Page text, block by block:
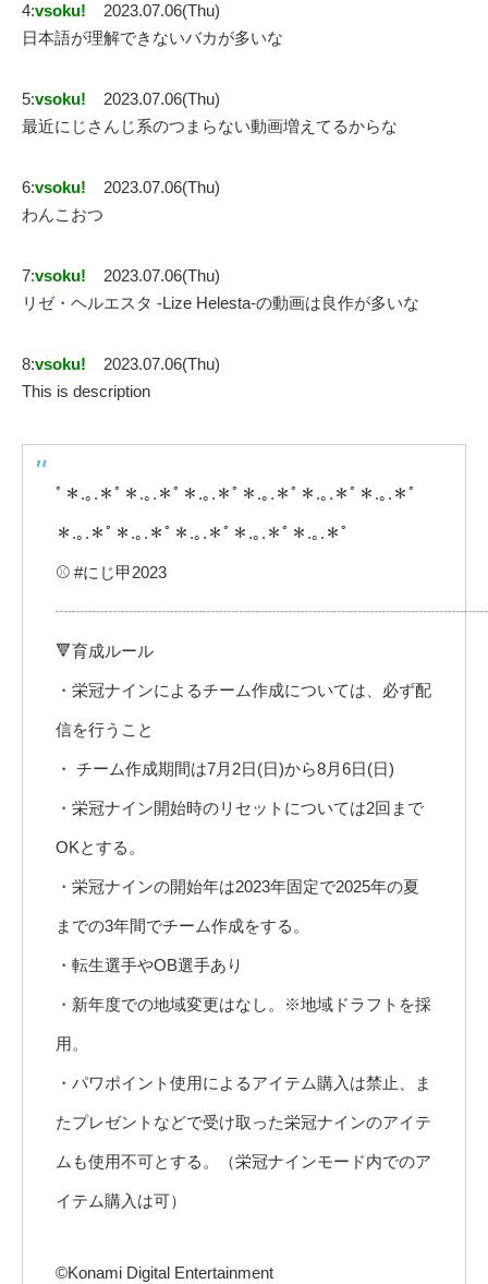
4:vsoku!
2023.07.06(Thu)
日本語が理解できないバカが多いな
5:vsoku!
2023.07.06(Thu)
最近にじさんじ系のつまらない動画増えてるからな
6:vsoku!
2023.07.06(Thu)
わんこおつ
7:vsoku!
2023.07.06(Thu)
リゼ・ヘルエスタ -Lize Helesta-の動画は良作が多いな
8:vsoku!
2023.07.06(Thu)
This is description
ﾟ＊.｡.＊ﾟ＊.｡.＊ﾟ＊.｡.＊ﾟ＊.｡.＊ﾟ＊.｡.＊ﾟ＊.｡.＊ﾟ
＊.｡.＊ﾟ＊.｡.＊ﾟ＊.｡.＊ﾟ＊.｡.＊ﾟ＊.｡.＊ﾟ
⚾ #にじ甲2023
🔻育成ルール
・栄冠ナインによるチーム作成については、必ず配
信を行うこと
・ チーム作成期間は7月2日(日)から8月6日(日)
・栄冠ナイン開始時のリセットについては2回まで
OKとする。
・栄冠ナインの開始年は2023年固定で2025年の夏
までの3年間でチーム作成をする。
・転生選手やOB選手あり
・新年度での地域変更はなし。※地域ドラフトを採
用。
・パワポイント使用によるアイテム購入は禁止、ま
たプレゼントなどで受け取った栄冠ナインのアイテ
ムも使用不可とする。（栄冠ナインモード内でのア
イテム購入は可）
©Konami Digital Entertainment